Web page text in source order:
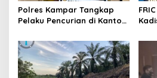
Polres Kampar Tangkap
Pelaku Pencurian di Kantor